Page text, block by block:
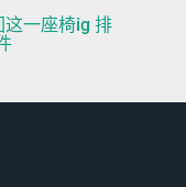
这一座椅ig 排